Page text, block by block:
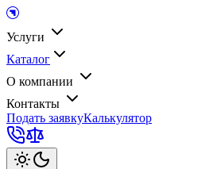
Услуги
Каталог
О компании
Контакты
Подать заявкуКалькулятор